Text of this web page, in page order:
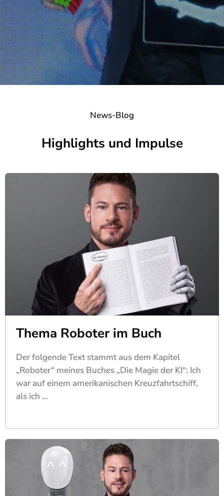
News-Blog
Highlights und Impulse
Thema Roboter im Buch
Der folgende Text stammt aus dem Kapitel
„Roboter“ meines Buches „Die Magie der KI“: Ich
war auf einem amerikanischen Kreuzfahrtschiff,
als ich …